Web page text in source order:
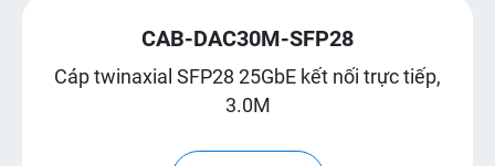
CAB-DAC30M-SFP28
Cáp twinaxial SFP28 25GbE kết nối trực tiếp,
3.0M